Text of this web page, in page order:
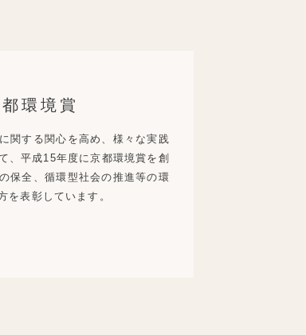
環境賞
関する関心を高め、様々な実践
、平成15年度に京都環境賞を創
保全、循環型社会の推進等の環
を表彰しています。